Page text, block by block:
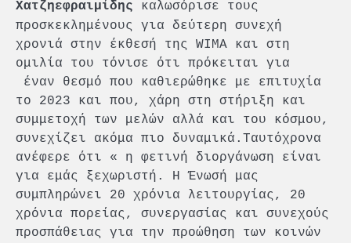
Χατζηεφραιμίδης καλωσόρισε τους
προσκεκλημένους για δεύτερη συνεχή
χρονιά στην έκθεσή της WIMA και στη
ομιλία του τόνισε ότι πρόκειται για
έναν θεσμό που καθιερώθηκε με επιτυχία
το 2023 και που, χάρη στη στήριξη και
συμμετοχή των μελών αλλά και του κόσμου,
συνεχίζει ακόμα πιο δυναμικά.Ταυτόχρονα
ανέφερε ότι « η φετινή διοργάνωση είναι
για εμάς ξεχωριστή. Η Ένωσή μας
συμπληρώνει 20 χρόνια λειτουργίας, 20
χρόνια πορείας, συνεργασίας και συνεχούς
προσπάθειας για την προώθηση των κοινών